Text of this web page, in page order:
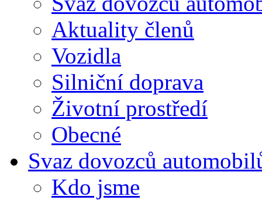
Aktuality členů
Vozidla
Silniční doprava
Životní prostředí
Obecné
Svaz dovozců
Kdo jsme